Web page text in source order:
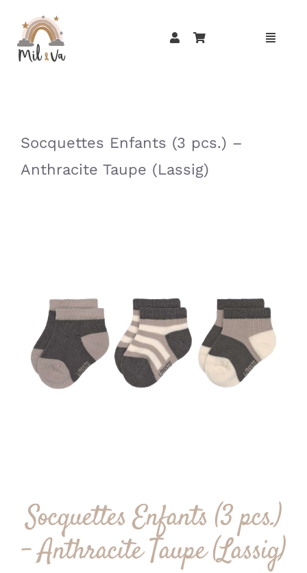
contenu
Socquettes Enfants (3 pcs.) –
Anthracite Taupe (Lassig)
Socquettes Enfants (3 pcs.)
– Anthracite Taupe (Lassig)